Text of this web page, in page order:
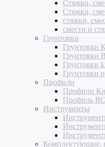
Стяжки,
Стяжки,
стяжки,
смести и
Грунтовки
Грунтовки
Грунтовки
Грунтовки
Грунтовки
Профили
Профили
Профиль
Инструменты
Комплектующие,